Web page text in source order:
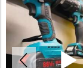
Меняем зону с рабочим